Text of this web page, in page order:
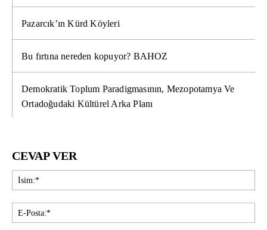
Pazarcık’ın Kürd Köyleri
Bu fırtına nereden kopuyor? BAHOZ
Demokratik Toplum Paradigmasının, Mezopotamya Ve
Ortadoğudaki Kültürel Arka Planı
CEVAP VER